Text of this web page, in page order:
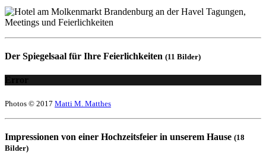
Der Spiegelsaal für Ihre Feierlichkeiten (11 Bilder)
Error
Photos © 2017 Matti M. Matthes
Impressionen von einer Hochzeitsfeier in unserem Hause (18
Bilder)